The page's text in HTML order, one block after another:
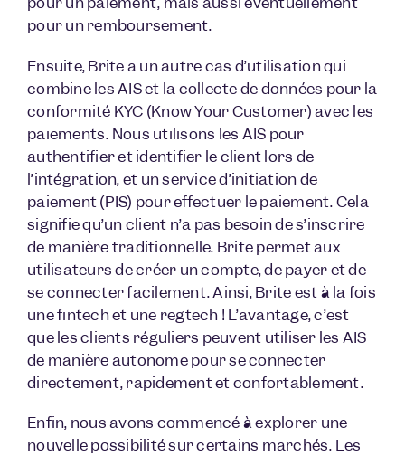
pour un remboursement.
Ensuite, Brite a un autre cas d’utilisation qui
combine les AIS et la collecte de données pour la
conformité KYC (Know Your Customer) avec les
paiements. Nous utilisons les AIS pour
authentifier et identifier le client lors de
l’intégration, et un service d’initiation de
paiement (PIS) pour effectuer le paiement. Cela
signifie qu’un client n’a pas besoin de s’inscrire
de manière traditionnelle. Brite permet aux
utilisateurs de créer un compte, de payer et de
se connecter facilement. Ainsi, Brite est à la fois
une fintech et une regtech ! L’avantage, c’est
que les clients réguliers peuvent utiliser les AIS
de manière autonome pour se connecter
directement, rapidement et confortablement.
Enfin, nous avons commencé à explorer une
nouvelle possibilité sur certains marchés. Les